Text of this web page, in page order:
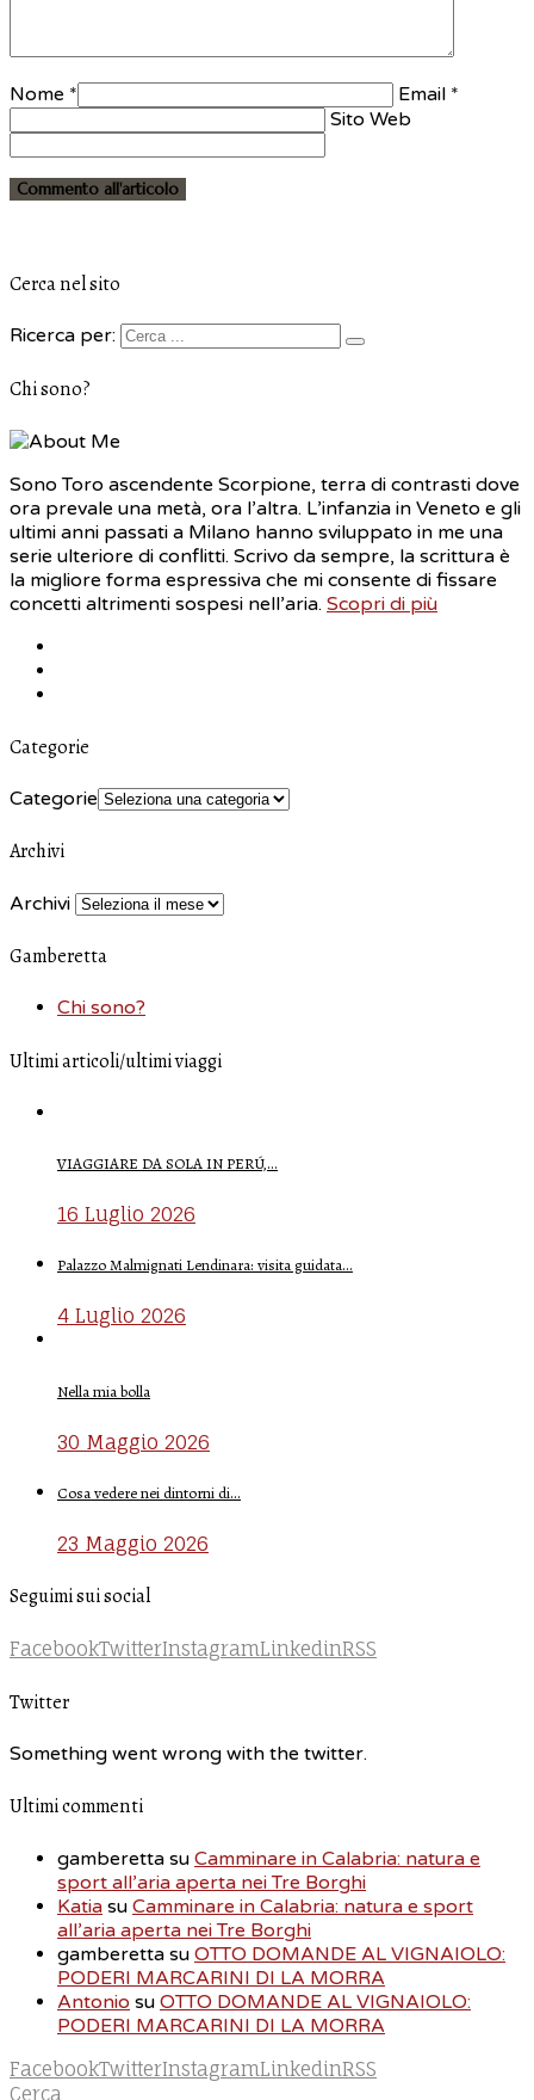
Nome *
Email *
Sito Web
Cerca nel sito
Ricerca per:
Chi sono?
Sono Toro ascendente Scorpione, terra di contrasti dove
ora prevale una metà, ora l’altra. L’infanzia in Veneto e gli
ultimi anni passati a Milano hanno sviluppato in me una
serie ulteriore di conflitti. Scrivo da sempre, la scrittura è
la migliore forma espressiva che mi consente di fissare
concetti altrimenti sospesi nell’aria. Scopri di più
Categorie
Categorie
Archivi
Archivi
Gamberetta
Chi sono?
Ultimi articoli/ultimi viaggi
VIAGGIARE DA SOLA IN PERÚ,…
16 Luglio 2026
Palazzo Malmignati Lendinara: visita guidata…
4 Luglio 2026
Nella mia bolla
30 Maggio 2026
Cosa vedere nei dintorni di…
23 Maggio 2026
Seguimi sui social
FacebookTwitterInstagramLinkedinRSS
Twitter
Something went wrong with the twitter.
Ultimi commenti
gamberetta su Camminare in Calabria: natura e
sport all’aria aperta nei Tre Borghi
Katia su Camminare in Calabria: natura e sport
all’aria aperta nei Tre Borghi
gamberetta su OTTO DOMANDE AL VIGNAIOLO:
PODERI MARCARINI DI LA MORRA
Antonio su OTTO DOMANDE AL VIGNAIOLO:
PODERI MARCARINI DI LA MORRA
FacebookTwitterInstagramLinkedinRSS
Cerca